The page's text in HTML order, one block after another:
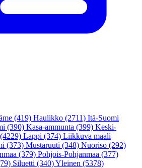
(419) Haulikko (2711) Itä-Suomi
(390) Kasa-ammunta (399) Keski-
(4229) Lappi (374) Liikkuva maali
(373) Mustaruuti (348) Nuoriso (292)
(379) Pohjois-Pohjanmaa (377)
Siluetti (340)Yleinen (5378)